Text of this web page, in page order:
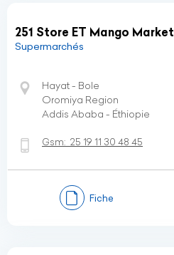
251 Store ET Mango Market
Supermarchés
Hayat - Bole
Oromiya Region
Addis Ababa - Éthiopie
Gsm: 25 19 11 30 48 45
Fiche